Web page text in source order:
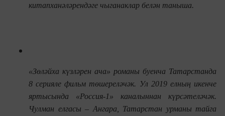
китапханәләрендәге чыганаклар белән таныша.
«Зөләйха күзләрен ача» романы буенча Татарстанда
8 серияле фильм төшереләчәк. Ул 2019 елның икенче
яртысында «Россия-1» каналыннан күрсәтеләчәк.
Чулман елгасы – Ангара, Татарстан урманы тайга